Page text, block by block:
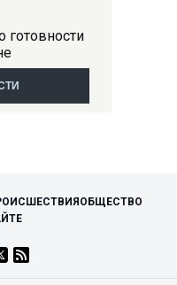
готовности
ОБЩЕСТВО